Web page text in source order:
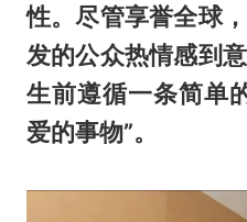
性。尽管享誉全球
发的公众热情感到
生前遵循一条简单
爱的事物”。